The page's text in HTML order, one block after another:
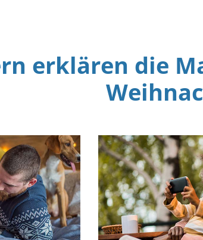
erklären die